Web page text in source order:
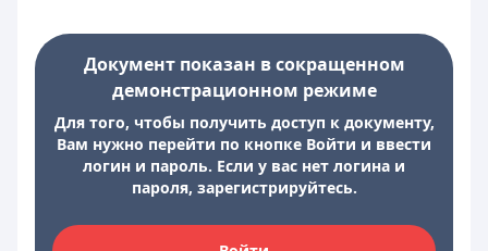
Документ показан в сокращенном
демонстрационном режиме
Для того, чтобы получить доступ к документу,
Вам нужно перейти по кнопке Войти и ввести
логин и пароль. Если у вас нет логина и
пароля, зарегистрируйтесь.